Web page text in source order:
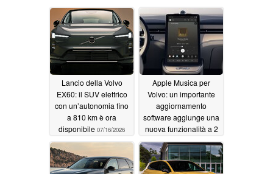
Lancio della Volvo
EX60: il SUV elettrico
con un’autonomia fino
a 810 km è ora
disponibile 07/16/2026
Apple Musica per
Volvo: un importante
aggiornamento
software aggiunge una
nuova funzionalità a 2
milioni di auto07/08/2026